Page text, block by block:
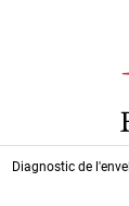
Diagnostic de
Panneau de